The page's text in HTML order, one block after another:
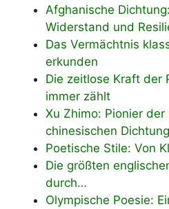
Afghanische
Widerstand und
Das Vermächtnis
erkunden
Die zeitlose Kraft der
immer zählt
Xu Zhimo: Pionier der
chinesischen Dichtung
Poetische Stile: Von
Die größten
durch…
Olympische Poesie: